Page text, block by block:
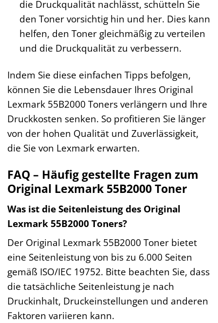
die Druckqualität nachlässt, schütteln Sie
den Toner vorsichtig hin und her. Dies kann
helfen, den Toner gleichmäßig zu verteilen
und die Druckqualität zu verbessern.
Indem Sie diese einfachen Tipps befolgen,
können Sie die Lebensdauer Ihres Original
Lexmark 55B2000 Toners verlängern und Ihre
Druckkosten senken. So profitieren Sie länger
von der hohen Qualität und Zuverlässigkeit,
die Sie von Lexmark erwarten.
FAQ – Häufig gestellte Fragen zum
Original Lexmark 55B2000 Toner
Was ist die Seitenleistung des Original
Lexmark 55B2000 Toners?
Der Original Lexmark 55B2000 Toner bietet
eine Seitenleistung von bis zu 6.000 Seiten
gemäß ISO/IEC 19752. Bitte beachten Sie, dass
die tatsächliche Seitenleistung je nach
Druckinhalt, Druckeinstellungen und anderen
Faktoren variieren kann.